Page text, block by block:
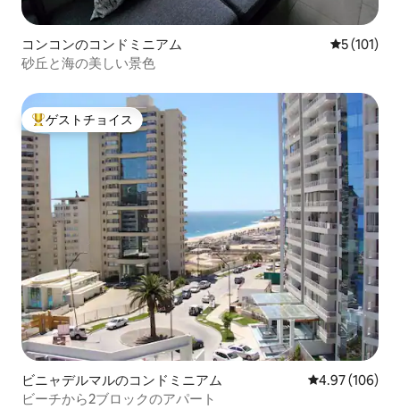
コンコンのコンドミニアム レビュー
5 (101)
砂丘と海の美しい景色
大好評のゲストチョイスです。
ゲストチョイス
ビニャデルマルのコンドミニアム レビュー106
4.97 (106)
ビーチから2ブロックのアパート